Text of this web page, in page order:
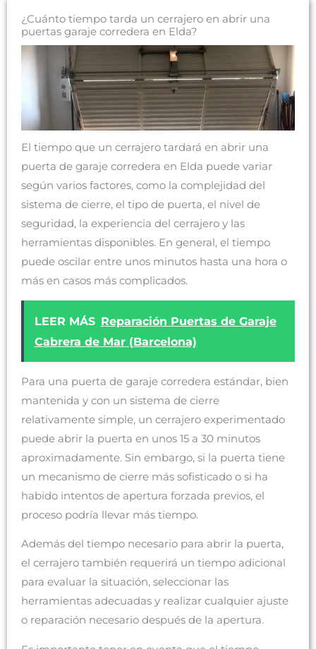
¿Cuánto tiempo tarda un cerrajero en abrir una
puertas garaje corredera en Elda?
El tiempo que un cerrajero tardará en abrir una
puerta de garaje corredera en Elda puede variar
según varios factores, como la complejidad del
sistema de cierre, el tipo de puerta, el nivel de
seguridad, la experiencia del cerrajero y las
herramientas disponibles. En general, el tiempo
puede oscilar entre unos minutos hasta una hora o
más en casos más complicados.
LEER MÁS Reparación Puertas de Garaje
Cabrera de Mar (Barcelona)
Para una puerta de garaje corredera estándar, bien
mantenida y con un sistema de cierre
relativamente simple, un cerrajero experimentado
puede abrir la puerta en unos 15 a 30 minutos
aproximadamente. Sin embargo, si la puerta tiene
un mecanismo de cierre más sofisticado o si ha
habido intentos de apertura forzada previos, el
proceso podría llevar más tiempo.
Además del tiempo necesario para abrir la puerta,
el cerrajero también requerirá un tiempo adicional
para evaluar la situación, seleccionar las
herramientas adecuadas y realizar cualquier ajuste
o reparación necesario después de la apertura.